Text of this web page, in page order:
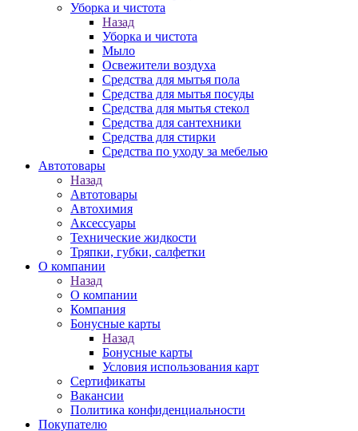
Уборка и чистота
Назад
Уборка и чистота
Мыло
Освежители воздуха
Средства для мытья пола
Средства для мытья посуды
Средства для мытья стекол
Средства для сантехники
Средства для стирки
Средства по уходу за мебелью
Автотовары
Назад
Автотовары
Автохимия
Аксессуары
Технические жидкости
Тряпки, губки, салфетки
О компании
Назад
О компании
Компания
Бонусные карты
Назад
Бонусные карты
Условия использования карт
Сертификаты
Вакансии
Политика конфиденциальности
Покупателю